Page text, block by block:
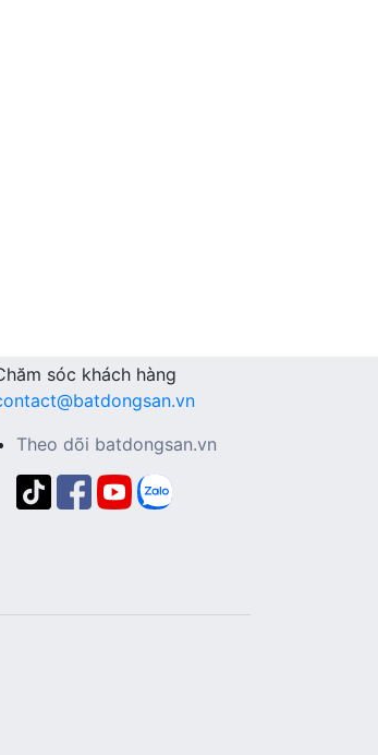
sóc khách hàng
Theo dõi batdongsan.vn